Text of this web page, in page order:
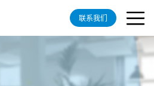
联系我们